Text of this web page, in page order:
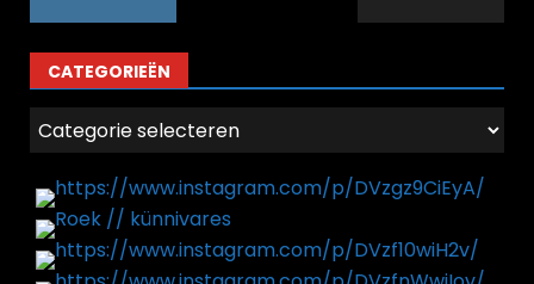
CATEGORIEËN
Categorieën